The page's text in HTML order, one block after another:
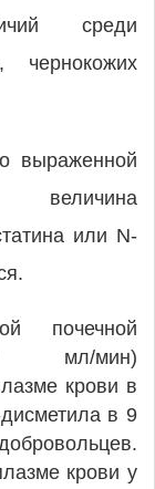
среди
чернокожих
выраженной
величина
или N-
почечной
мл/мин)
крови в
в 9
крови у